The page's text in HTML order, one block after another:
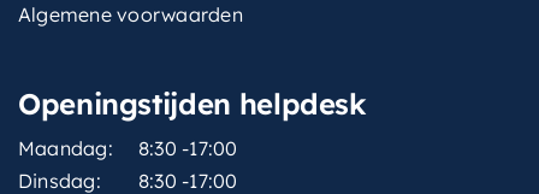
Algemene voorwaarden
Openingstijden helpdesk
Maandag:
8:30 -17:00
Dinsdag:
8:30 -17:00